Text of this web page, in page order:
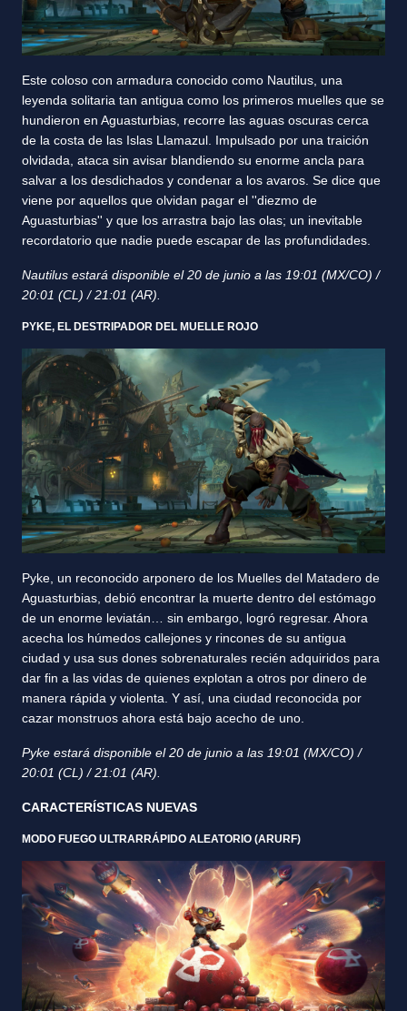
Este coloso con armadura conocido como Nautilus, una
leyenda solitaria tan antigua como los primeros muelles que se
hundieron en Aguasturbias, recorre las aguas oscuras cerca
de la costa de las Islas Llamazul. Impulsado por una traición
olvidada, ataca sin avisar blandiendo su enorme ancla para
salvar a los desdichados y condenar a los avaros. Se dice que
viene por aquellos que olvidan pagar el ''diezmo de
Aguasturbias'' y que los arrastra bajo las olas; un inevitable
recordatorio que nadie puede escapar de las profundidades.
Nautilus estará disponible el 20 de junio a las 19:01 (MX/CO) /
20:01 (CL) / 21:01 (AR).
PYKE, EL DESTRIPADOR DEL MUELLE ROJO
Pyke, un reconocido arponero de los Muelles del Matadero de
Aguasturbias, debió encontrar la muerte dentro del estómago
de un enorme leviatán… sin embargo, logró regresar. Ahora
acecha los húmedos callejones y rincones de su antigua
ciudad y usa sus dones sobrenaturales recién adquiridos para
dar fin a las vidas de quienes explotan a otros por dinero de
manera rápida y violenta. Y así, una ciudad reconocida por
cazar monstruos ahora está bajo acecho de uno.
Pyke estará disponible el 20 de junio a las 19:01 (MX/CO) /
20:01 (CL) / 21:01 (AR).
CARACTERÍSTICAS NUEVAS
MODO FUEGO ULTRARRÁPIDO ALEATORIO (ARURF)